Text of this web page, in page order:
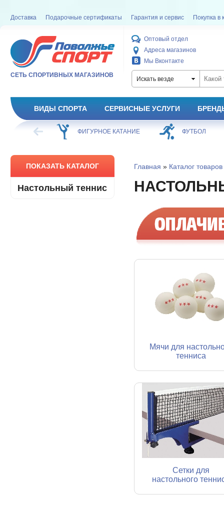
Доставка Подарочные сертификаты Гарантия и сервис Покупка в
СЕТЬ СПОРТИВНЫХ МАГАЗИНОВ
Оптовый отдел
Адреса магазинов
Мы Вконтакте
Искать везде
ВИДЫ СПОРТА СЕРВИСНЫЕ УСЛУГИ
ХОККЕЙ ФИГУРНОЕ КАТАНИЕ ФУТБОЛ
ПОКАЗАТЬ КАТАЛОГ
Настольный теннис
Главная » Каталог товаров
Мячи для
тенниса
Сетки для
настольного